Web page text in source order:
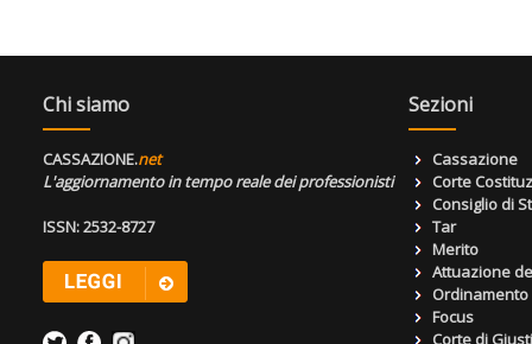
Chi siamo
CASSAZIONE.net
L'aggiornamento in tempo reale dei professionisti
ISSN: 2532-8727
Sezioni
Cassazione
Corte
Consiglio di
Tar
Merito
Attuazione
Focus
Corte di